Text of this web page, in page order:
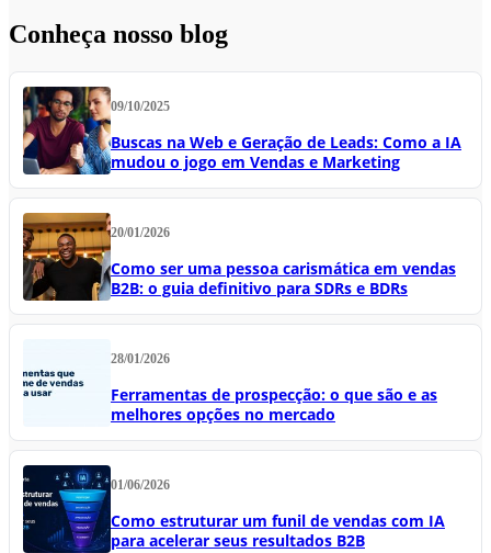
Conheça nosso blog
09/10/2025
Buscas na Web e Geração de Leads: Como a IA
mudou o jogo em Vendas e Marketing
20/01/2026
Como ser uma pessoa carismática em vendas
B2B: o guia definitivo para SDRs e BDRs
28/01/2026
Ferramentas de prospecção: o que são e as
melhores opções no mercado
01/06/2026
Como estruturar um funil de vendas com IA
para acelerar seus resultados B2B